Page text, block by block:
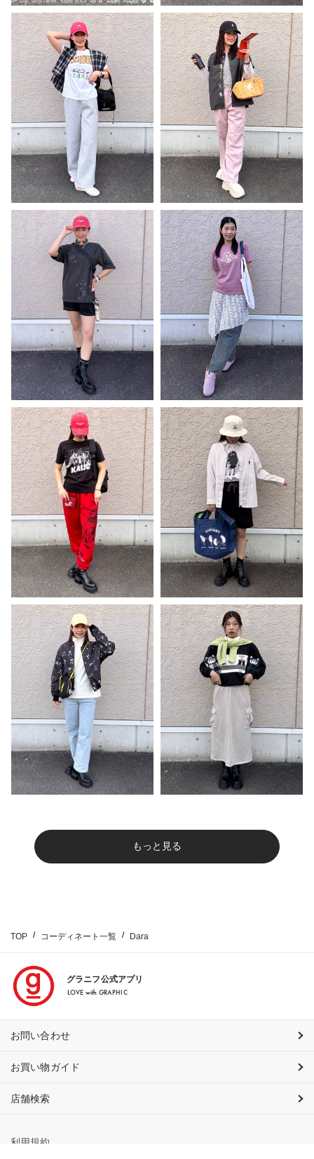
もっと見る
TOP コーディネート一覧 Dara
グラニフ公式アプリ
LOVE with GRAPHIC
お問い合わせ
お買い物ガイド
店舗検索
利用規約